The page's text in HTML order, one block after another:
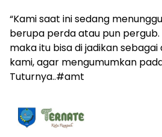
“Kami saat ini sedang
berupa perda atau pun pergub.
maka itu bisa di jadikan
kami, agar mengumumkan
Tuturnya..#amt